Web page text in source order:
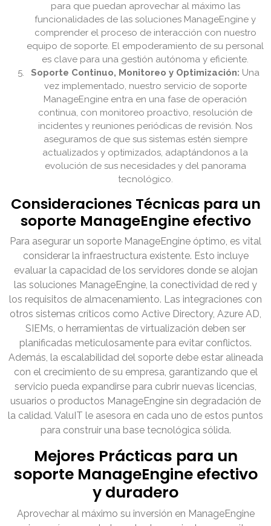
para que puedan aprovechar al máximo las
funcionalidades de las soluciones ManageEngine y
comprender el proceso de interacción con nuestro
equipo de soporte. El empoderamiento de su personal
es clave para una gestión autónoma y eficiente.
Soporte Continuo, Monitoreo y Optimización: Una
vez implementado, nuestro servicio de soporte
ManageEngine entra en una fase de operación
continua, con monitoreo proactivo, resolución de
incidentes y reuniones periódicas de revisión. Nos
aseguramos de que sus sistemas estén siempre
actualizados y optimizados, adaptándonos a la
evolución de sus necesidades y del panorama
tecnológico.
Consideraciones Técnicas para un
soporte ManageEngine efectivo
Para asegurar un soporte ManageEngine óptimo, es vital
considerar la infraestructura existente. Esto incluye
evaluar la capacidad de los servidores donde se alojan
las soluciones ManageEngine, la conectividad de red y
los requisitos de almacenamiento. Las integraciones con
otros sistemas críticos como Active Directory, Azure AD,
SIEMs, o herramientas de virtualización deben ser
planificadas meticulosamente para evitar conflictos.
Además, la escalabilidad del soporte debe estar alineada
con el crecimiento de su empresa, garantizando que el
servicio pueda expandirse para cubrir nuevas licencias,
usuarios o productos ManageEngine sin degradación de
la calidad. ValuIT le asesora en cada uno de estos puntos
para construir una base tecnológica sólida.
Mejores Prácticas para un
soporte ManageEngine efectivo
y duradero
Aprovechar al máximo su inversión en ManageEngine